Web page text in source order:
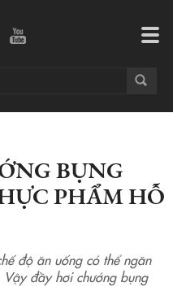
BỤNG
PHẨM HỖ
độ ăn uống có thể ngăn
đầy hơi chướng bụng